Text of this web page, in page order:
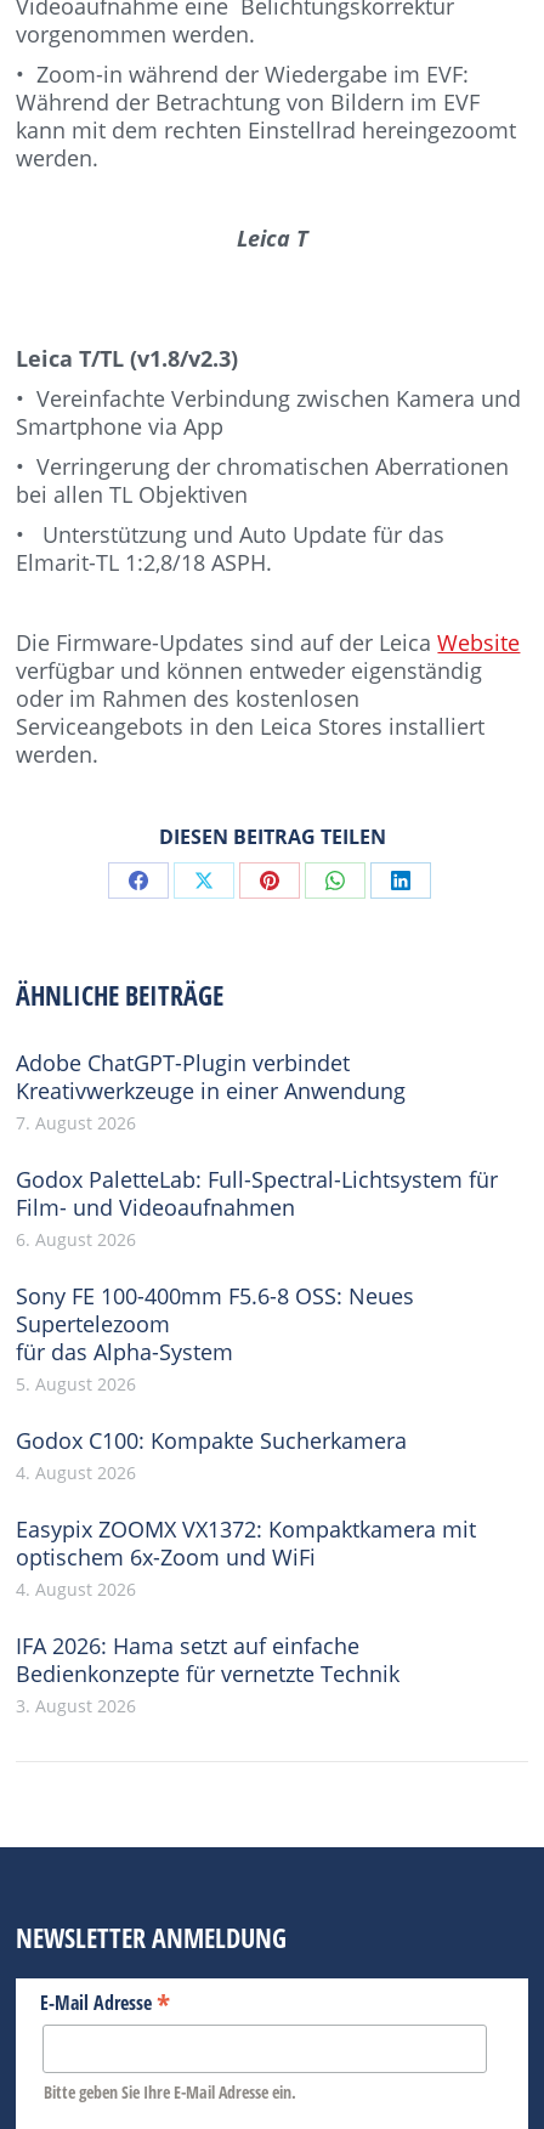
Videoaufnahme eine Belichtungskorrektur
vorgenommen werden.
• Zoom-in während der Wiedergabe im EVF:
Während der Betrachtung von Bildern im EVF
kann mit dem rechten Einstellrad hereingezoomt
werden.
Leica T
Leica T/TL (v1.8/v2.3)
• Vereinfachte Verbindung zwischen Kamera und
Smartphone via App
• Verringerung der chromatischen Aberrationen
bei allen TL Objektiven
• Unterstützung und Auto Update für das
Elmarit-TL 1:2,8/18 ASPH.
Die Firmware-Updates sind auf der LeicaWebsite
verfügbar und können entweder eigenständig
oder im Rahmen des kostenlosen
Serviceangebots in den Leica Stores installiert
werden.
DIESEN BEITRAG TEILEN
Share Share Share Share Share
ÄHNLICHE BEITRÄGE
Adobe ChatGPT-Plugin verbindet
Kreativwerkzeuge in einer Anwendung
7. August 2026
Godox PaletteLab: Full-Spectral-Lichtsystem für
Film- und Videoaufnahmen
6. August 2026
Sony FE 100-400mm F5.6-8 OSS: Neues
Supertelezoom
für das Alpha-System
5. August 2026
Godox C100: Kompakte Sucherkamera
4. August 2026
Easypix ZOOMX VX1372: Kompaktkamera mit
optischem 6x-Zoom und WiFi
4. August 2026
IFA 2026: Hama setzt auf einfache
Bedienkonzepte für vernetzte Technik
3. August 2026
NEWSLETTER ANMELDUNG
E-Mail Adresse*
Bitte geben Sie Ihre E-Mail Adresse ein.